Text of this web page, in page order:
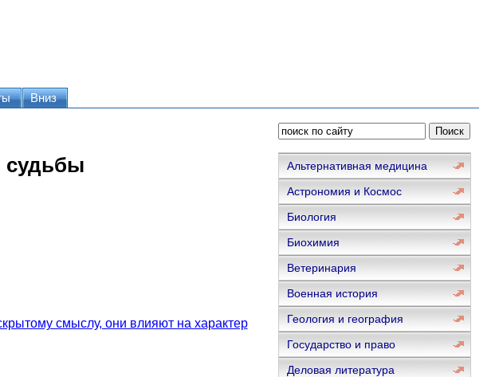
Вниз
судьбы
смыслу, они влияют на характер
Альтернативная медицина
Астрономия и Космос
Биология
Биохимия
Ветеринария
Военная история
Геология и география
Государство и право
Деловая литература